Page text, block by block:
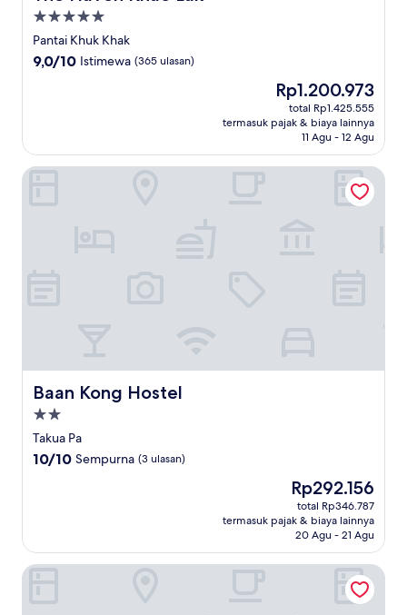
Properti
bintang
5.0
Pantai Khuk Khak
9.0
9,0/10 Istimewa (365 ulasan)
Harga
sekarang
Rp1.200.973
Rp1.200.973
total Rp1.425.555
termasuk pajak & biaya lainnya
11 Agu - 12 Agu
Baan Kong Hostel
Baan Kong Hostel
Properti
bintang
2.0
Takua Pa
10.0
10/10 Sempurna (3 ulasan)
Harga
sekarang
Rp292.156
Rp292.156
total Rp346.787
termasuk pajak & biaya lainnya
20 Agu - 21 Agu
Baan Kong Hostel
White Cat Hotel